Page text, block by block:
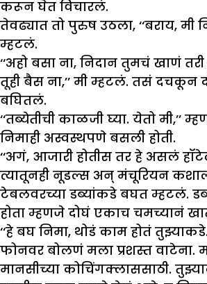
करून घेत विचारलं.
तेवढ्यात तो पुरुष उठला, ‘‘बराय, मी
म्हटलं.
‘‘अहो बसा ना, निदान तुमचं खाणं
तूही बैस ना,’’ मी म्हटलं. तसं दचकून
बघितलं.
‘‘तब्येतीची काळजी घ्या. येतो मी,’’
निमाही अस्वस्थपणे बसली होती.
‘‘अगं, आजारी होतीस तर हे असलं
त्यातूनही नूडल्स अन् मंचूरियन
टेबलवरच्या डब्यांकडे बघत म्हटलं.
होता म्हणजे दोघं एकाच चमच्यानं
‘‘हे बघ निमा, थोडं काम होतं
फोनवर बोलणं मला प्रशस्त वाटेना.
मानसीच्या कोचिंगक्लाससाठी.